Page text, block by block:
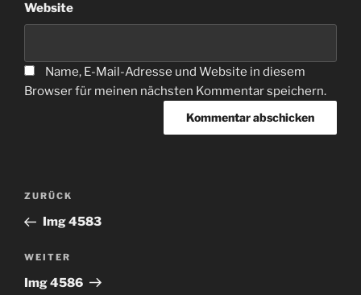
Website
Name, E-Mail-Adresse und Website in diesem
Browser für meinen nächsten Kommentar speichern.
Beitragsnavigation
Vorheriger
Beitrag
ZURÜCK
Img 4583
Nächster
Beitrag
WEITER
Img 4586